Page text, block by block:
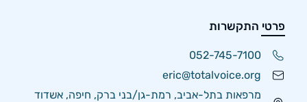
פרטי התקשרות
052-745-7100
eric@totalvoice.org
מרפאות בתל-אביב, רמת-גן/בני ברק, חיפה, אשדוד